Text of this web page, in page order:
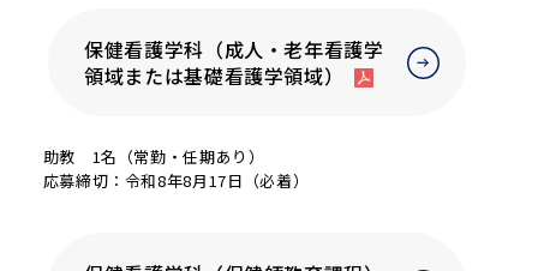
保健看護学科（成人・老年看護学
領域または基礎看護学領域）
助教 1名（常勤・任期あり）
応募締切：令和8年8月17日（必着）